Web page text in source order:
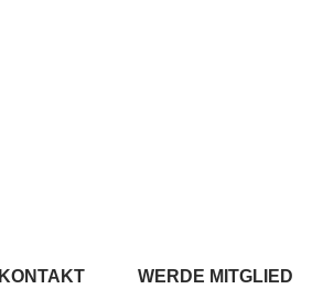
KONTAKT WERDE MITGLIED